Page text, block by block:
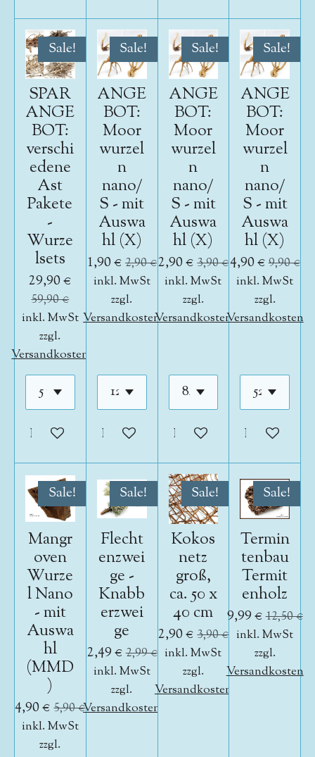
Sale!
SPAR
ANGE
BOT:
verschi
edene
Ast
Pakete
-
Wurze
lsets
29,90 €
59,90 €
inkl. MwSt
zzgl.
Versandkosten
In den Warenkorb
Sale!
ANGE
BOT:
Moor
wurzel
n
nano/
S - mit
Auswa
hl (X)
1,90 € 2,90 €
inkl. MwSt
zzgl.
Versandkosten
In den Warenkorb
Sale!
ANGE
BOT:
Moor
wurzel
n
nano/
S - mit
Auswa
hl (X)
2,90 € 3,90 €
inkl. MwSt
zzgl.
Versandkosten
In den Warenkorb
Sale!
ANGE
BOT:
Moor
wurzel
n
nano/
S - mit
Auswa
hl (X)
4,90 €9,90 €
inkl. MwSt
zzgl.
Versandkosten
In den
Sale!
Mangr
oven
Wurze
l Nano
- mit
Auswa
hl
(MMD
)
4,90 € 5,90 €
inkl. MwSt
zzgl.
Sale!
Flecht
enzwei
ge -
Knabb
erzwei
ge
2,49 €2,99 €
inkl. MwSt
zzgl.
Versandkosten
Sale!
Kokos
netz
groß,
ca. 50 x
40 cm
2,90 € 3,90 €
inkl. MwSt
zzgl.
Versandkosten
Sale!
Termin
tenbau
Termit
enholz
9,99 €12,50 €
inkl. MwSt
zzgl.
Versandkosten